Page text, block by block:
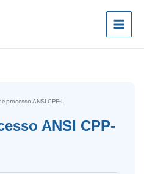
processo ANSI CPP-L
ANSI CPP-